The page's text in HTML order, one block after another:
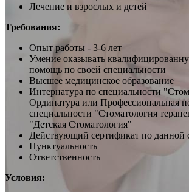
Лечение и взрослых и детей
Требования:
Опыт работы - 3-6 лет
Умение оказывать
помощь по своей специальности
Высшее медицинское образование
Интернатура по специальности
Ординатура или Профессиональная
специальности "Стоматология
"Детская Стоматология"
Действующий сертификат по данной
Пунктуальность
Ответственность
Условия: